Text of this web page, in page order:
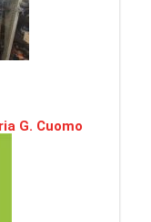
G. Cuomo